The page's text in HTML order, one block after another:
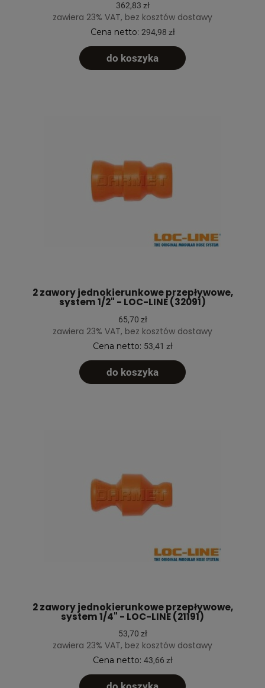
362,83 zł
zawiera 23% VAT, bez kosztów dostawy
Cena netto: 294,98 zł
do koszyka
2 zawory jednokierunkowe przepływowe,
system 1/2" - LOC-LINE (32091)
65,70 zł
zawiera 23% VAT, bez kosztów dostawy
Cena netto: 53,41 zł
do koszyka
2 zawory jednokierunkowe przepływowe,
system 1/4" - LOC-LINE (21191)
53,70 zł
zawiera 23% VAT, bez kosztów dostawy
Cena netto: 43,66 zł